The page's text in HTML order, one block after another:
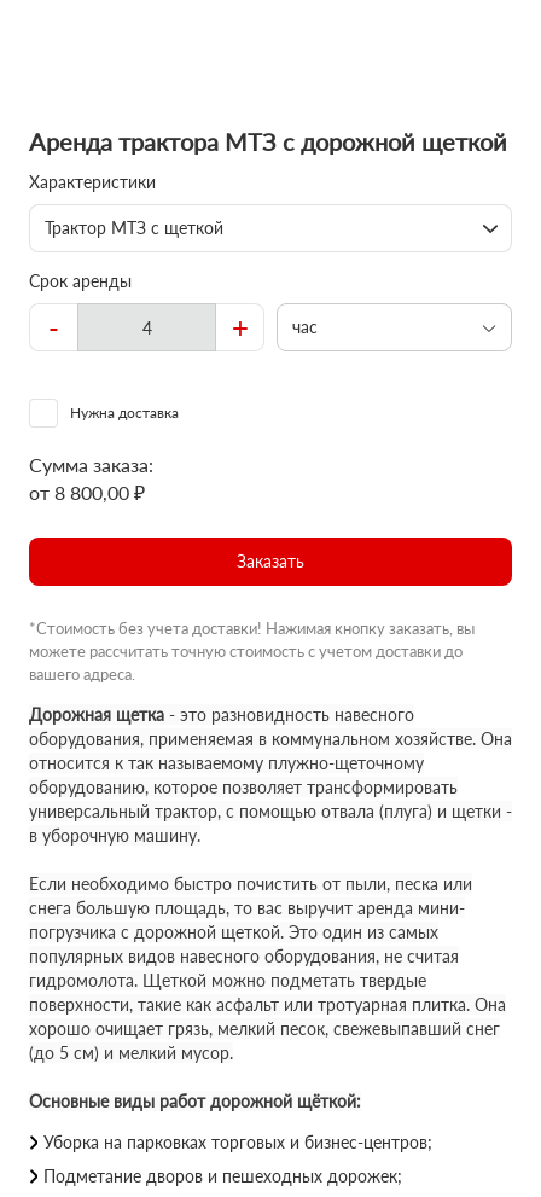
Аренда трактора МТЗ с дорожной щеткой
Характеристики
Трактор МТЗ с щеткой
Срок аренды
- + час
Нужна доставка
Сумма заказа:
от 8 800,00 ₽
Заказать
*Стоимость без учета доставки! Нажимая кнопку заказать, вы
можете рассчитать точную стоимость с учетом доставки до
вашего адреса.
Дорожная щетка - это разновидность навесного
оборудования, применяемая в коммунальном хозяйстве. Она
относится к так называемому плужно-щеточному
оборудованию, которое позволяет трансформировать
универсальный трактор, с помощью отвала (плуга) и щетки -
в уборочную машину.
Если необходимо быстро почистить от пыли, песка или
снега большую площадь, то вас выручит аренда мини-
погрузчика с дорожной щеткой. Это один из самых
популярных видов навесного оборудования, не считая
гидромолота. Щеткой можно подметать твердые
поверхности, такие как асфальт или тротуарная плитка. Она
хорошо очищает грязь, мелкий песок, свежевыпавший снег
(до 5 см) и мелкий мусор.
Основные виды работ дорожной щёткой:
Уборка на парковках торговых и бизнес-центров;
Подметание дворов и пешеходных дорожек;